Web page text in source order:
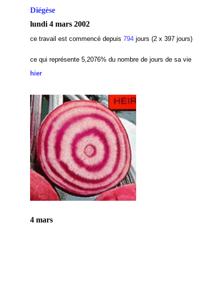
Diégèse
lundi 4 mars 2002
ce travail est commencé depuis 794jours (2 x 397 jours)
ce qui représente 5,2076% du nombre de jours de sa vie
hier
4 mars